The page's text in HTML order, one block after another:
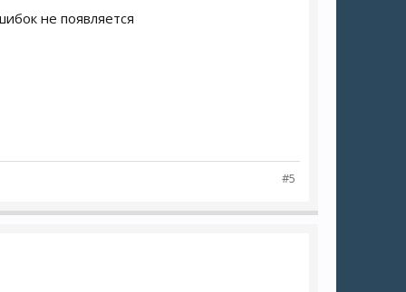
не появляется
#5